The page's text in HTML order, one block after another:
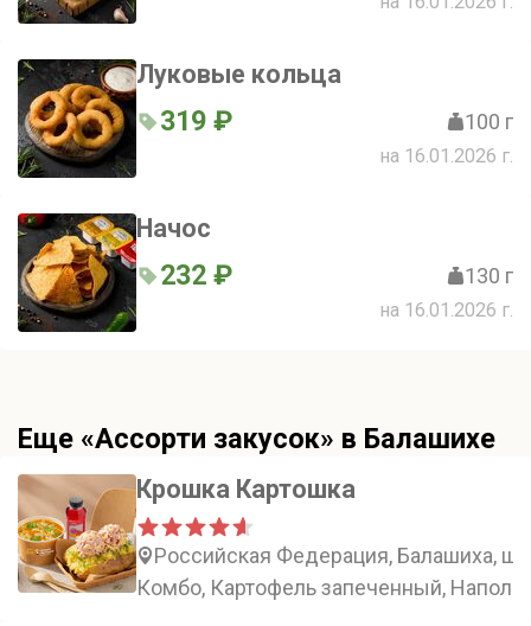
Луковые кольца
319 ₽ 100 г
на 16.01.2026 г.
Начос
232 ₽ 130 г
на 16.01.2026 г.
Еще «Ассорти закусок» в Балашихе
Крошка Картошка
Российская Федерация, Балашиха,
Комбо, Картофель запеченный,